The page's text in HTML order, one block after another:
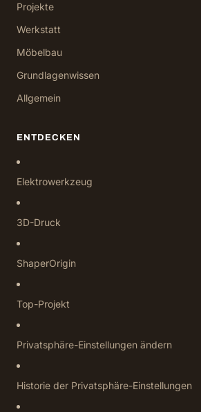
Projekte
Werkstatt
Möbelbau
Grundlagenwissen
Allgemein
ENTDECKEN
Elektrowerkzeug
3D-Druck
ShaperOrigin
Top-Projekt
Privatsphäre-Einstellungen ändern
Historie der Privatsphäre-Einstellungen